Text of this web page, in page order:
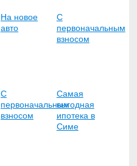
На новое
авто
С
первоначальным
взносом
С
первоначальным
взносом
Самая
выгодная
ипотека в
Симе